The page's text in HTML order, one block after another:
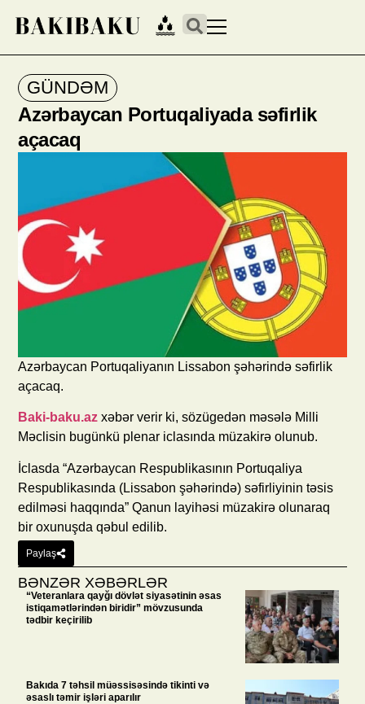
GÜNDƏM
Azərbaycan Portuqaliyada səfirlik
açacaq
Azərbaycan Portuqaliyanın Lissabon şəhərində səfirlik
açacaq.
Baki-baku.az xəbər verir ki, sözügedən məsələ Milli
Məclisin bugünkü plenar iclasında müzakirə olunub.
İclasda “Azərbaycan Respublikasının Portuqaliya
Respublikasında (Lissabon şəhərində) səfirliyinin təsis
edilməsi haqqında” Qanun layihəsi müzakirə olunaraq
bir oxunuşda qəbul edilib.
Paylaş
BƏNZƏR XƏBƏRLƏR
“Veteranlara qayğı dövlət siyasətinin əsas
istiqamətlərindən biridir” mövzusunda
tədbir keçirilib
Bakıda 7 təhsil müəssisəsində tikinti və
əsaslı təmir işləri aparılır